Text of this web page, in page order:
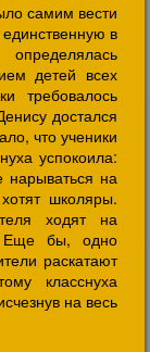
самим вести
в
детей всех
требовалось
достался
что ученики
успокоила:
нарываться на
школяры.
ходят на
Еще бы, одно
раскатают
класснуха
на весь